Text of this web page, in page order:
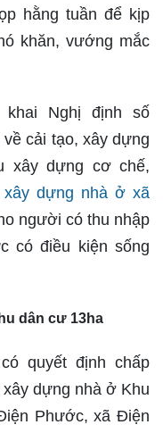
hằng tuần để kịp
khăn, vướng mắc
Nghị định số
cải tạo, xây dựng
xây dựng cơ chế,
xây dựng nhà ở xã
người có thu nhập
có điều kiện sống
dân cư 13ha
quyết định chấp
dựng nhà ở Khu
Phước, xã Điện